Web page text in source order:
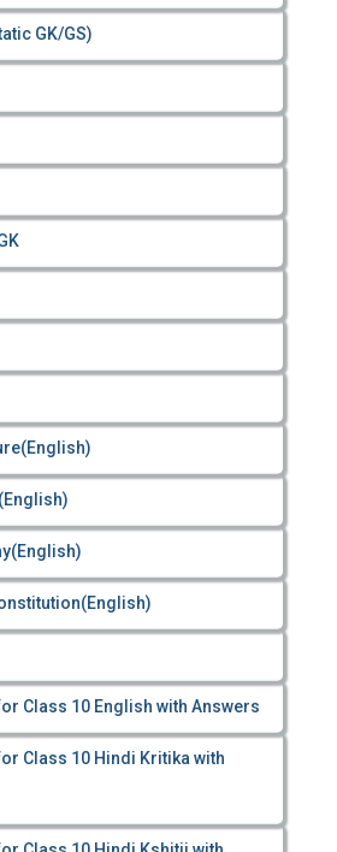
GK/GS)
Class 10 English with Answers
Class 10 Hindi Kritika with